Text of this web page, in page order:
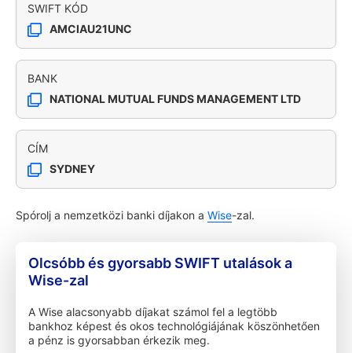
SWIFT KÓD
AMCIAU21UNC
BANK
NATIONAL MUTUAL FUNDS MANAGEMENT LTD
CÍM
SYDNEY
Spórolj a nemzetközi banki díjakon a Wise-zal.
Olcsóbb és gyorsabb SWIFT utalások a
Wise-zal
A Wise alacsonyabb díjakat számol fel a legtöbb
bankhoz képest és okos technológiájának köszönhetően
a pénz is gyorsabban érkezik meg.